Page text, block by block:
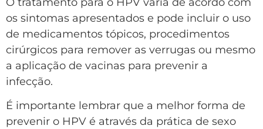
os sintomas apresentados e pode incluir o uso
de medicamentos tópicos, procedimentos
cirúrgicos para remover as verrugas ou mesmo
a aplicação de vacinas para prevenir a
infecção.
É importante lembrar que a melhor forma de
prevenir o HPV é através da prática de sexo